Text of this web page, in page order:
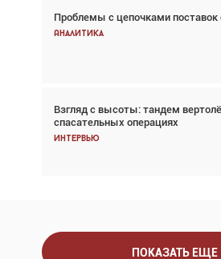
Проблемы с цепочками поставок
Аналитика
Взгляд с высоты: тандем
спасательных операциях
Интервью
Впервые с 2024 года глобальный
снижается три недели подряд
Частный самолёт – это актив.
покупке соответствующим
Интервью
ПОКАЗАТЬ ЕЩЕ